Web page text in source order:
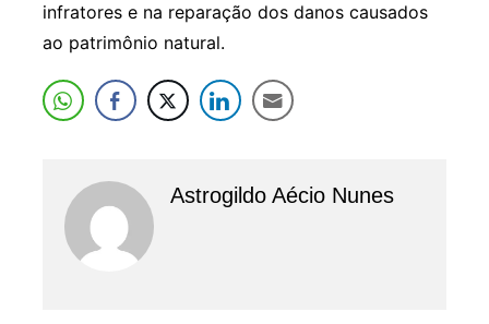
infratores e na reparação dos danos causados
ao patrimônio natural.
Astrogildo Aécio Nunes